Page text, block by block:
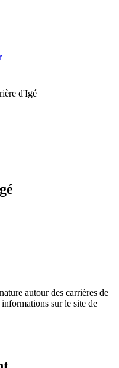
d'Igé
autour des carrières de
sur le site de